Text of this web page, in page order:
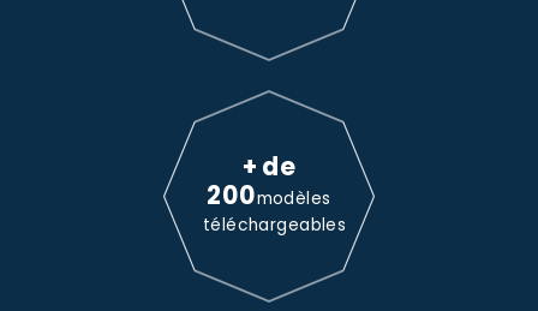
+ de
200modèles
téléchargeables